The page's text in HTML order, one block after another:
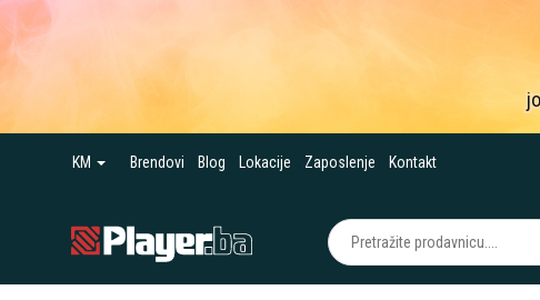
KM Brendovi Blog Lokacije Zaposlenje Kontakt